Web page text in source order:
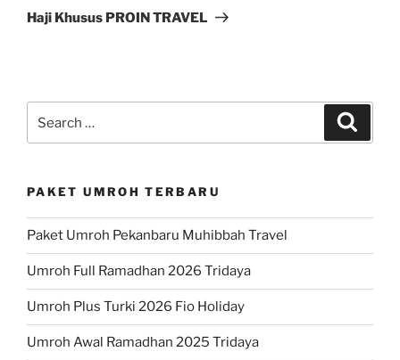
Post
Haji Khusus PROIN TRAVEL
for:
PAKET UMROH TERBARU
Paket Umroh Pekanbaru Muhibbah Travel
Umroh Full Ramadhan 2026 Tridaya
Umroh Plus Turki 2026 Fio Holiday
Umroh Awal Ramadhan 2025 Tridaya